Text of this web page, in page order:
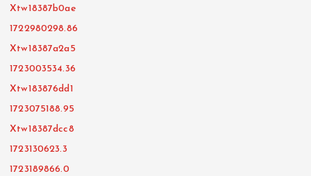
Xtw18387b0ae
1722980298.86
Xtw18387a2a5
1723003534.36
Xtw183876dd1
1723075188.95
Xtw18387dcc8
1723130623.3
1723189866.0